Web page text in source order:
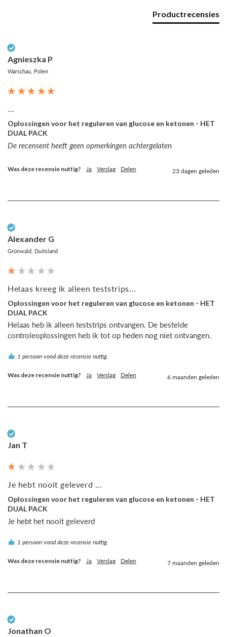
Productrecensies
Agnieszka P
Warschau, Polen
...
Oplossingen voor het reguleren van glucose en ketonen - HET
DUAL PACK
De recensent heeft geen opmerkingen achtergelaten
Was deze recensie nuttig? Ja Verslag Delen 23 dagen geleden
Alexander G
Grünwald, Duitsland
Helaas kreeg ik alleen teststrips...
Oplossingen voor het reguleren van glucose en ketonen - HET
DUAL PACK
Helaas heb ik alleen teststrips ontvangen. De bestelde
controleoplossingen heb ik tot op heden nog niet ontvangen.
1 persoon vond deze recensie nuttig.
Was deze recensie nuttig? Ja Verslag Delen 6 maanden geleden
Jan T
Je hebt nooit geleverd ...
Oplossingen voor het reguleren van glucose en ketonen - HET
DUAL PACK
Je hebt het nooit geleverd
1 persoon vond deze recensie nuttig.
Was deze recensie nuttig? Ja Verslag Delen 7 maanden geleden
Jonathan O